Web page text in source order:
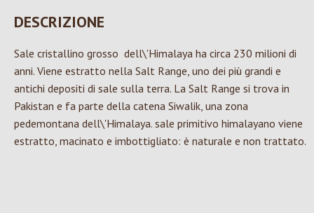
DESCRIZIONE
Sale cristallino grosso dell\'Himalaya ha circa 230 milioni di
anni. Viene estratto nella Salt Range, uno dei più grandi e
antichi depositi di sale sulla terra. La Salt Range si trova in
Pakistan e fa parte della catena Siwalik, una zona
pedemontana dell\'Himalaya. sale primitivo himalayano viene
estratto, macinato e imbottigliato: è naturale e non trattato.